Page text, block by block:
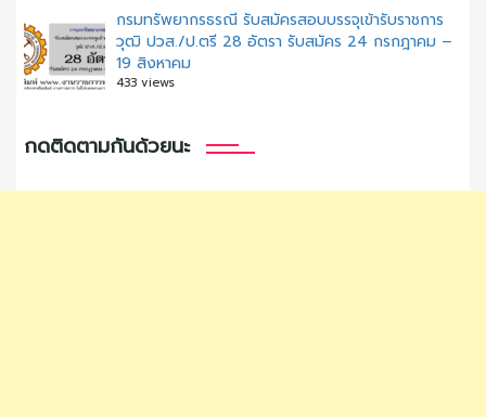
กรมทรัพยากรธรณี รับสมัครสอบบรรจุเข้ารับราชการ
วุฒิ ปวส./ป.ตรี 28 อัตรา รับสมัคร 24 กรกฎาคม –
19 สิงหาคม
433 views
กดติดตามกันด้วยนะ